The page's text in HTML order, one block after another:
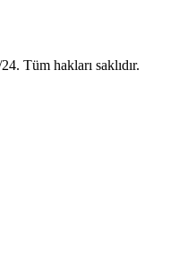
. Tüm hakları saklıdır.